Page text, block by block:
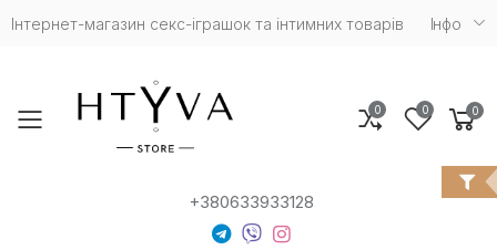
Інтернет-магазин cекс-іграшок та інтимних товарів Iнфо
Toggle mobile menu
+380633933128
0 0 0